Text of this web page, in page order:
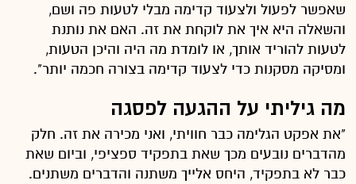
שאפשר לפעול ולצעוד קדימה מבלי לטעות פה ושם,
והשאלה היא איך את לוקחת את זה. האם את נותנת
לטעות להוריד אותך, או לומדת מה היה והיכן הטעות,
ומסיקה מסקנות כדי לצעוד קדימה בצורה חכמה יותר".
מה גיליתי על ההגעה לפסגה
"את אפקט הגלימה כבר חוויתי, ואני מכירה את זה. חלק
מהדברים נובעים מכך שאת בתפקיד ספציפי, וביום שאת
כבר לא בתפקיד, היחס אלייך משתנה והדברים משתנים.